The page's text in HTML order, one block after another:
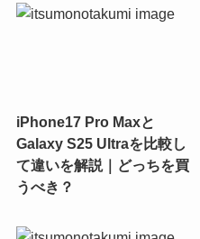
iPhone17 Pro Maxと
Galaxy S25 Ultraを比較し
て違いを解説｜どっちを買
うべき？